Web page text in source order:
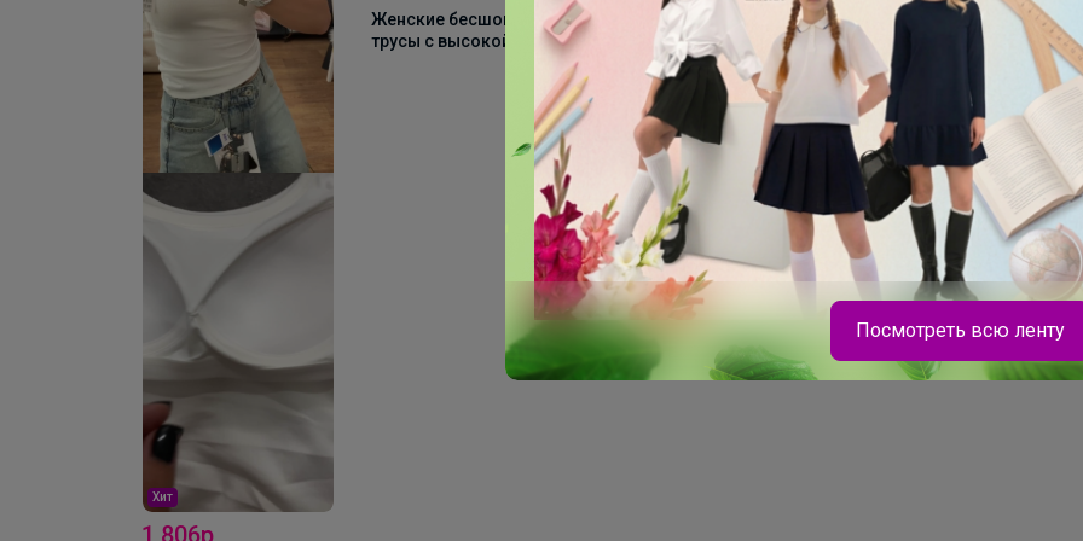
Хит
1 806р
Женские бесшовные
трусы с высокой
2
-
Посмотреть всю ленту